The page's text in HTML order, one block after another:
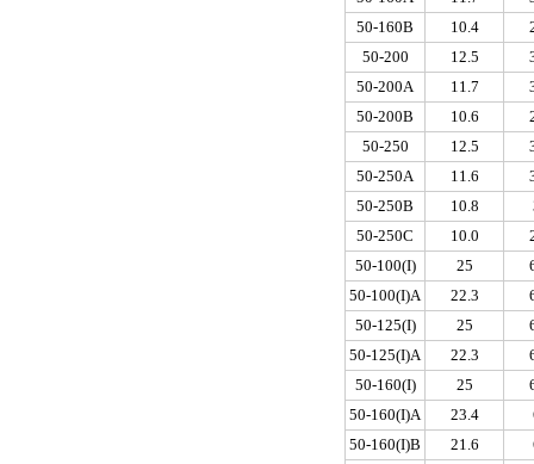
50-160B
10.4
50-200
12.5
50-200A
11.7
50-200B
10.6
50-250
12.5
50-250A
11.6
50-250B
10.8
50-250C
10.0
50-100(I)
25
50-100(I)A
22.3
50-125(I)
25
50-125(I)A
22.3
50-160(I)
25
50-160(I)A
23.4
50-160(I)B
21.6